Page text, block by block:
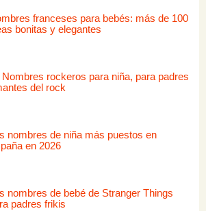
franceses para bebés: más de 100
bonitas y elegantes
Nombres rockeros para niña, para padres
del rock
nombres de niña más puestos en
en 2026
nombres de bebé de Stranger Things
padres frikis